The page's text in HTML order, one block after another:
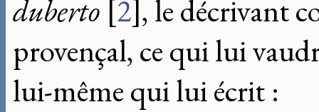
duberto [2], le décrivant
provençal, ce qui lui
lui-même qui lui écrit :